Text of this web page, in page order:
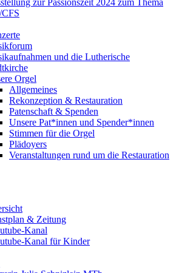
zur Passionszeit 2024 zum Thema
und die Lutherische
Orgel
Allgemeines
Rekonzeption & Restauration
Patenschaft & Spenden
Unsere Pat*innen und Spender*innen
Stimmen für die Orgel
Plädoyers
Veranstaltungen rund um die Restauration
& Zeitung
Kanal
Kanal für Kinder